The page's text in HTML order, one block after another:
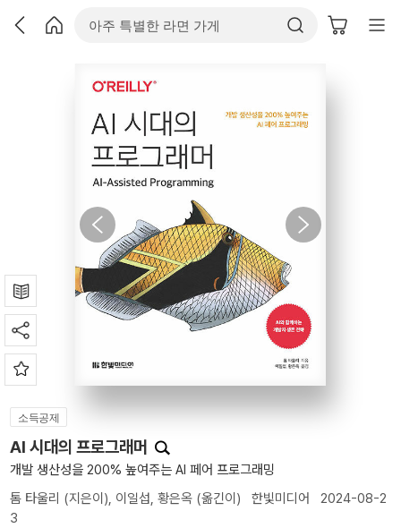
소득공제
AI 시대의 프로그래머
개발 생산성을 200% 높여주는 AI 페어 프로그래밍
톰 타울리 (지은이), 이일섭, 황은옥 (옮긴이) 한빛미디어
2024-08-2
3